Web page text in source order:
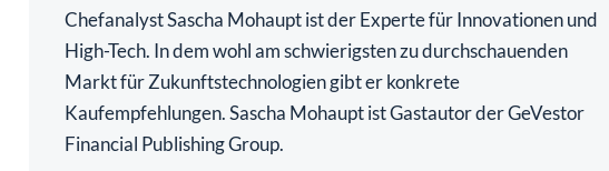
Chefanalyst Sascha Mohaupt ist der Experte für Innovationen und
High-Tech. In dem wohl am schwierigsten zu durchschauenden
Markt für Zukunftstechnologien gibt er konkrete
Kaufempfehlungen. Sascha Mohaupt ist Gastautor der GeVestor
Financial Publishing Group.